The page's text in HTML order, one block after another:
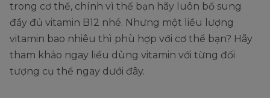
trong cơ thể, chính vì thế bạn hãy luôn bổ sung
đầy đủ vitamin B12 nhé. Nhưng một liều lượng
vitamin bao nhiêu thì phù hợp với cơ thể bạn? Hãy
tham khảo ngay liều dùng vitamin với từng đối
tượng cụ thể ngay dưới đây.